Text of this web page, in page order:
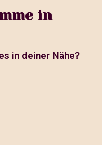
in
in deiner Nähe?